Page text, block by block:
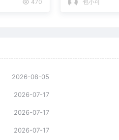
470 包小可
2026-08-05
2026-07-17
2026-07-17
2026-07-17